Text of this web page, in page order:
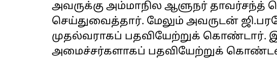
அவருக்கு அம்மாநில ஆளுநர் தாவர்சந்த்
செய்துவைத்தார். மேலும் அவருடன்
முதல்வராகப் பதவியேற்றுக் கொண்டார்.
அமைச்சர்களாகப் பதவியேற்றுக்